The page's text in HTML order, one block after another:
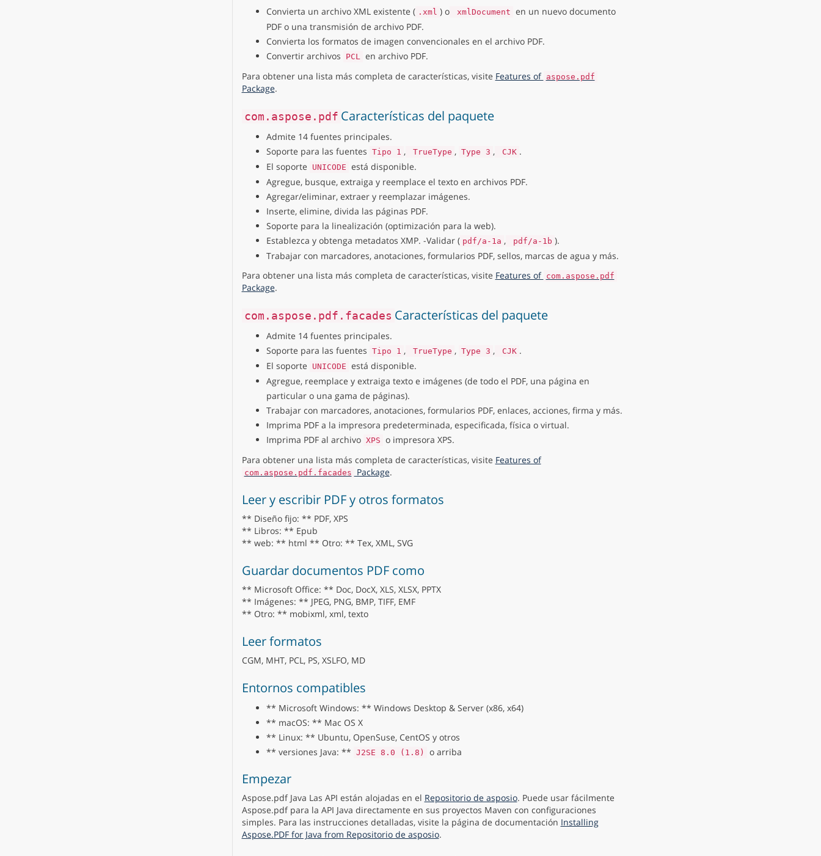
Convierta un archivo XML existente ( .xml ) o xmlDocument en un nuevo documento
PDF o una transmisión de archivo PDF.
Convierta los formatos de imagen convencionales en el archivo PDF.
Convertir archivos
PCL
en archivo PDF.
Para obtener una lista más completa de características, visite Features of aspose.pdf
Package.
com.aspose.pdf Características del paquete
Admite 14 fuentes principales.
Soporte para las fuentes Tipo 1 , TrueType , Type 3 , CJK .
El soporte
UNICODE está disponible.
Agregue, busque, extraiga y reemplace el texto en archivos PDF.
Agregar/eliminar, extraer y reemplazar imágenes.
Inserte, elimine, divida las páginas PDF.
Soporte para la linealización (optimización para la web).
Establezca y obtenga metadatos XMP. -Validar ( pdf/a-1a , pdf/a-1b ).
Trabajar con marcadores, anotaciones, formularios PDF, sellos, marcas de agua y más.
Para obtener una lista más completa de características, visite Features of com.aspose.pdf
Package.
com.aspose.pdf.facades Características del paquete
Admite 14 fuentes principales.
Soporte para las fuentes Tipo 1 , TrueType , Type 3 , CJK .
El soporte
UNICODE está disponible.
Agregue, reemplace y extraiga texto e imágenes (de todo el PDF, una página en
particular o una gama de páginas).
Trabajar con marcadores, anotaciones, formularios PDF, enlaces, acciones, firma y más.
Imprima PDF a la impresora predeterminada, especificada, física o virtual.
Imprima PDF al archivo XPS o impresora XPS.
Para obtener una lista más completa de características, visite Features of
com.aspose.pdf.facades Package.
Leer y escribir PDF y otros formatos
** Diseño fijo: ** PDF, XPS
** Libros: ** Epub
** web: ** html ** Otro: ** Tex, XML, SVG
Guardar documentos PDF como
** Microsoft Office: ** Doc, DocX, XLS, XLSX, PPTX
** Imágenes: ** JPEG, PNG, BMP, TIFF, EMF
** Otro: ** mobixml, xml, texto
Leer formatos
CGM, MHT, PCL, PS, XSLFO, MD
Entornos compatibles
** Microsoft Windows: ** Windows Desktop & Server (x86, x64)
** macOS: ** Mac OS X
** Linux: ** Ubuntu, OpenSuse, CentOS y otros
** versiones Java: ** J2SE 8.0 (1.8) o arriba
Empezar
Aspose.pdf Java Las API están alojadas en el Repositorio de asposio. Puede usar fácilmente
Aspose.pdf para la API Java directamente en sus proyectos Maven con configuraciones
simples. Para las instrucciones detalladas, visite la página de documentación Installing
Aspose.PDF for Java from Repositorio de asposio.